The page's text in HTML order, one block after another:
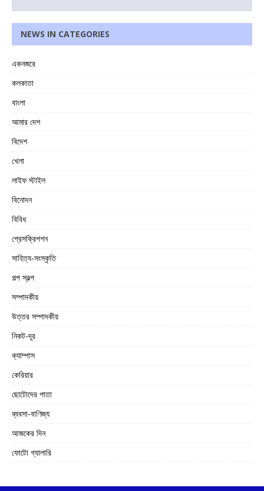
NEWS IN CATEGORIES
একনজরে
কলকাতা
বাংলা
আমার দেশ
বিদেশ
খেলা
লাইফ স্টাইল
বিনোদন
বিবিধ
প্রেসক্রিপশন
সাহিত্য-সংস্কৃতি
গল্প স্বল্প
সম্পাদকীয়
উত্তর সম্পাদকীয়
নিকট-দূর
ক্যাম্পাস
কেরিয়ার
ছোটোদের পাতা
ব্যবসা-বাণিজ্য
আজকের দিন
ফোটো গ্যালারি